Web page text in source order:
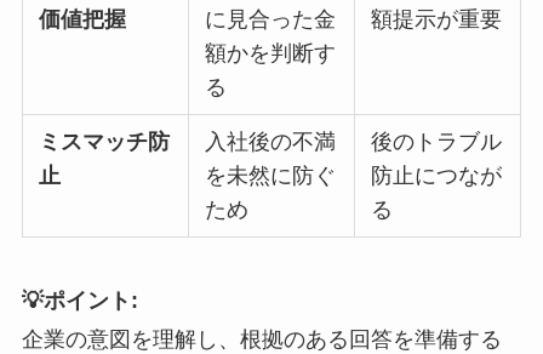
価値把握
に見合った金
額かを判断す
る
額提示が重要
ミスマッチ防
止
入社後の不満
を未然に防ぐ
ため
後のトラブル
防止につなが
る
💡ポイント:
企業の意図を理解し、根拠のある回答を準備する